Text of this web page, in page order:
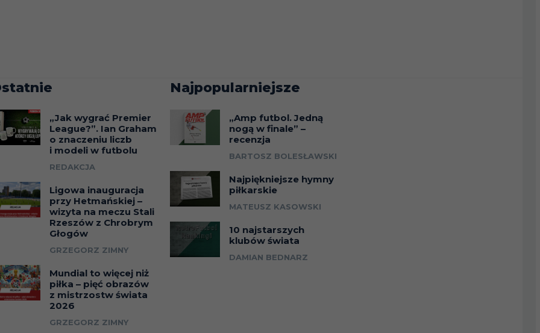
„Jak wygrać Premier
League?”. Ian Graham
o znaczeniu liczb
i modeli w futbolu
REDAKCJA
Ligowa inauguracja
przy Hetmańskiej –
wizyta na meczu Stali
Rzeszów z Chrobrym
Głogów
GRZEGORZ ZIMNY
Mundial to więcej niż
piłka – pięć obrazów
z mistrzostw świata
2026
GRZEGORZ ZIMNY
Najpopularniejsze
„Amp futbol. Jedną
nogą w finale” –
recenzja
BARTOSZ BOLESŁAWSKI
Najpiękniejsze hymny
piłkarskie
MATEUSZ KASOWSKI
10 najstarszych
klubów świata
DAMIAN BEDNARZ